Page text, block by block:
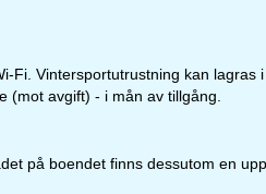
Fi. Vintersportutrustning kan lagras
(mot avgift) - i mån av tillgång.
på boendet finns dessutom en